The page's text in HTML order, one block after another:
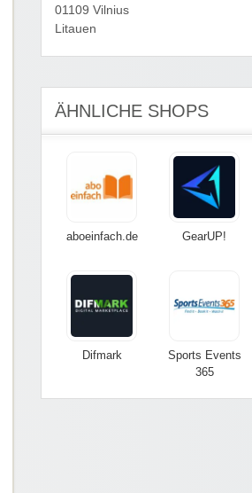
01109 Vilnius
Litauen
ÄHNLICHE SHOPS
aboeinfach.de GearUP!
Difmark
Sports Events
365